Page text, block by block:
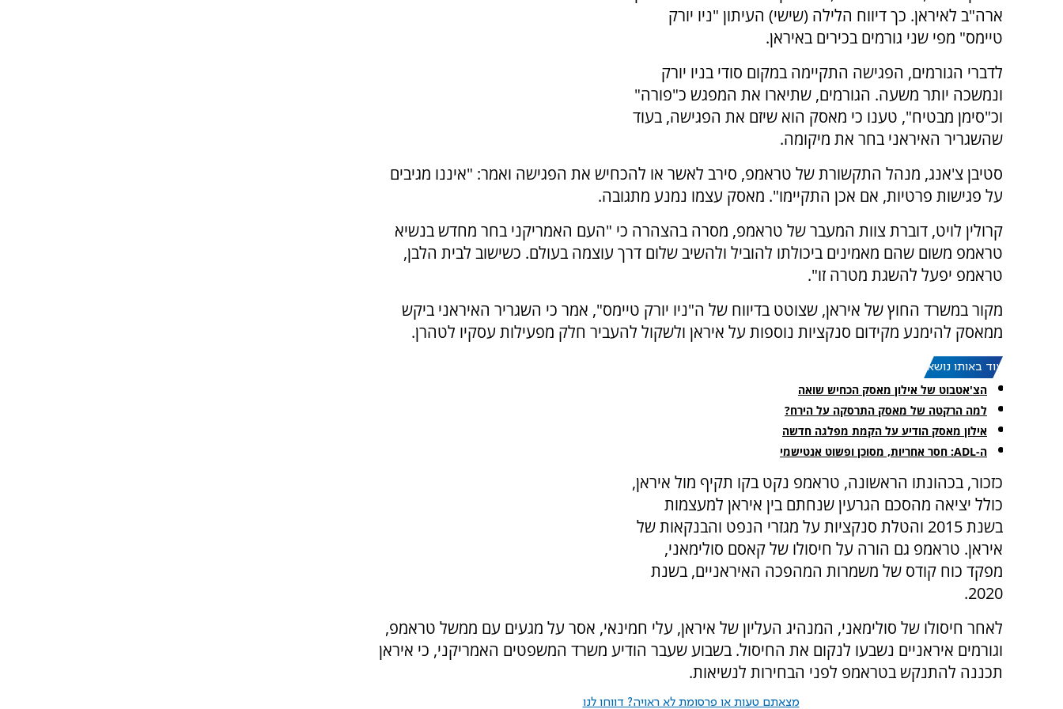
ארה"ב לאיראן. כך דיווח הלילה (שישי) העיתון "ניו יורק
טיימס" מפי שני גורמים בכירים באיראן.
לדברי הגורמים, הפגישה התקיימה במקום סודי בניו יורק
ונמשכה יותר משעה. הגורמים, שתיארו את המפגש כ"פורה"
וכ"סימן מבטיח", טענו כי מאסק הוא שיזם את הפגישה, בעוד
שהשגריר האיראני בחר את מיקומה.
סטיבן צ'אנג, מנהל התקשורת של טראמפ, סירב לאשר או להכחיש את הפגישה ואמר: "איננו מגיבים
על פגישות פרטיות, אם אכן התקיימו". מאסק עצמו נמנע מתגובה.
קרולין לויט, דוברת צוות המעבר של טראמפ, מסרה בהצהרה כי "העם האמריקני בחר מחדש בנשיא
טראמפ משום שהם מאמינים ביכולתו להוביל ולהשיב שלום דרך עוצמה בעולם. כשישוב לבית הלבן,
טראמפ יפעל להשגת מטרה זו".
מקור במשרד החוץ של איראן, שצוטט בדיווח של ה"ניו יורק טיימס", אמר כי השגריר האיראני ביקש
ממאסק להימנע מקידום סנקציות נוספות על איראן ולשקול להעביר חלק מפעילות עסקיו לטהרן.
עוד באותו נושא:
הצ'אטבוט של אילון מאסק הכחיש שואה
למה הרקטה של מאסק התרסקה על הירח?
אילון מאסק הודיע על הקמת מפלגה חדשה
ה-ADL: חסר אחריות, מסוכן ופשוט אנטישמי
כזכור, בכהונתו הראשונה, טראמפ נקט בקו תקיף מול איראן,
כולל יציאה מהסכם הגרעין שנחתם בין איראן למעצמות
בשנת 2015 והטלת סנקציות על מגזרי הנפט והבנקאות של
איראן. טראמפ גם הורה על חיסולו של קאסם סולימאני,
מפקד כוח קודס של משמרות המהפכה האיראניים, בשנת
2020.
לאחר חיסולו של סולימאני, המנהיג העליון של איראן, עלי חמינאי, אסר על מגעים עם ממשל טראמפ,
וגורמים איראניים נשבעו לנקום את החיסול. בשבוע שעבר הודיע משרד המשפטים האמריקני, כי איראן
תכננה להתנקש בטראמפ לפני הבחירות לנשיאות.
מצאתם טעות או פרסומת לא ראויה? דווחו לנו